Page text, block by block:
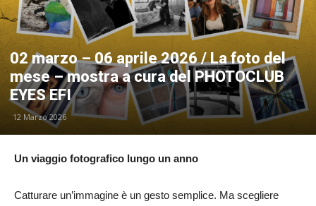
02 marzo – 06 aprile 2026 / La foto del
mese – mostra a cura del PHOTOCLUB
EYES EFI
12 Marzo 2026
Un viaggio fotografico lungo un anno
Catturare un’immagine è un gesto semplice. Ma scegliere